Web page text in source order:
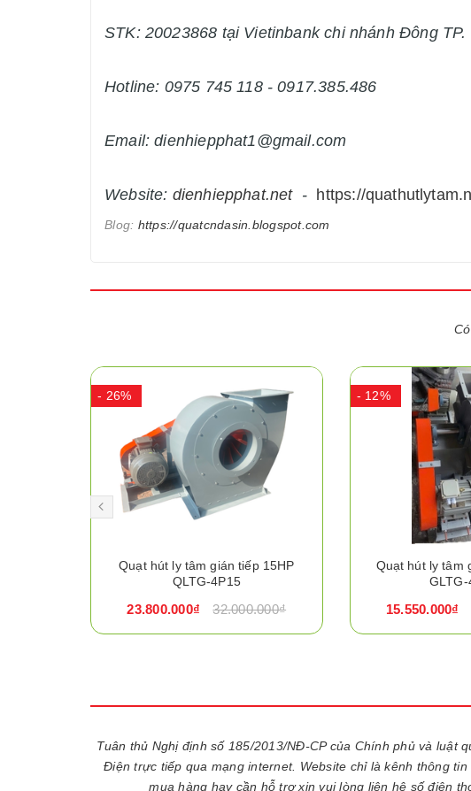
STK: 20023868 tại Vietinbank chi nhánh Đông
Hotline: 0975 745 118 - 0917.385.486
Email: dienhiepphat1@gmail.com
Website: dienhiepphat.net - https://
Blog: https://quatcndasin.blogspot.com
- 26%
Quạt hút ly tâm gián tiếp 15HP
QLTG-4P15
23.800.000₫ 32.000.000₫
- 12%
Quạt hút ly tâm
GLTG-
15.550.000₫
Tuân thủ Nghị định số 185/2013/NĐ-CP của Chính phủ và luật
Điện trực tiếp qua mạng internet. Website chỉ là kênh thông
mua hàng hay cần hỗ trợ xin vui lòng liên hệ số điện